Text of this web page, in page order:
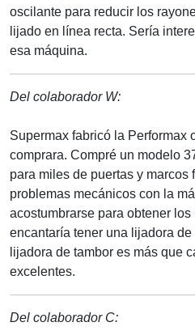
oscilante para reducir los
lijado en línea recta. Sería
esa máquina.
Del colaborador W:
Supermax fabricó la Performax
comprara. Compré un modelo
para miles de puertas y marcos
problemas mecánicos con la
acostumbrarse para obtener
encantaría tener una lijadora
lijadora de tambor es más que
excelentes.
Del colaborador C: